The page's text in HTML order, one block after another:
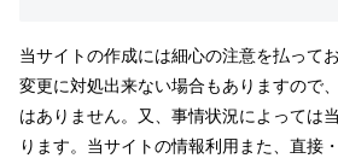
当サイトの作成には細心の注意を払って
変更に対処出来ない場合もありますので
はありません。又、事情状況によっては
ります。当サイトの情報利用また、直接